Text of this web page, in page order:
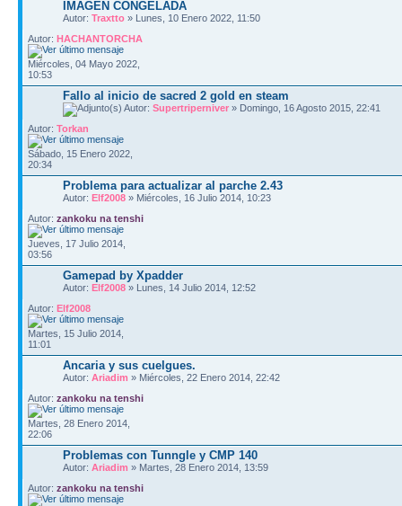
IMAGEN CONGELADA
Autor: Traxtto » Lunes, 10 Enero 2022, 11:50
Autor: HACHANTORCHA
Miércoles, 04 Mayo 2022,
10:53
Fallo al inicio de sacred 2 gold en steam
Autor: Supertriperniver » Domingo, 16 Agosto 2015, 22:41
Autor: Torkan
Sábado, 15 Enero 2022,
20:34
Problema para actualizar al parche 2.43
Autor: Elf2008 » Miércoles, 16 Julio 2014, 10:23
Autor: zankoku na tenshi
Jueves, 17 Julio 2014,
03:56
Gamepad by Xpadder
Autor: Elf2008 » Lunes, 14 Julio 2014, 12:52
Autor: Elf2008
Martes, 15 Julio 2014,
11:01
Ancaria y sus cuelgues.
Autor: Ariadim » Miércoles, 22 Enero 2014, 22:42
Autor: zankoku na tenshi
Martes, 28 Enero 2014,
22:06
Problemas con Tunngle y CMP 140
Autor: Ariadim » Martes, 28 Enero 2014, 13:59
Autor: zankoku na tenshi